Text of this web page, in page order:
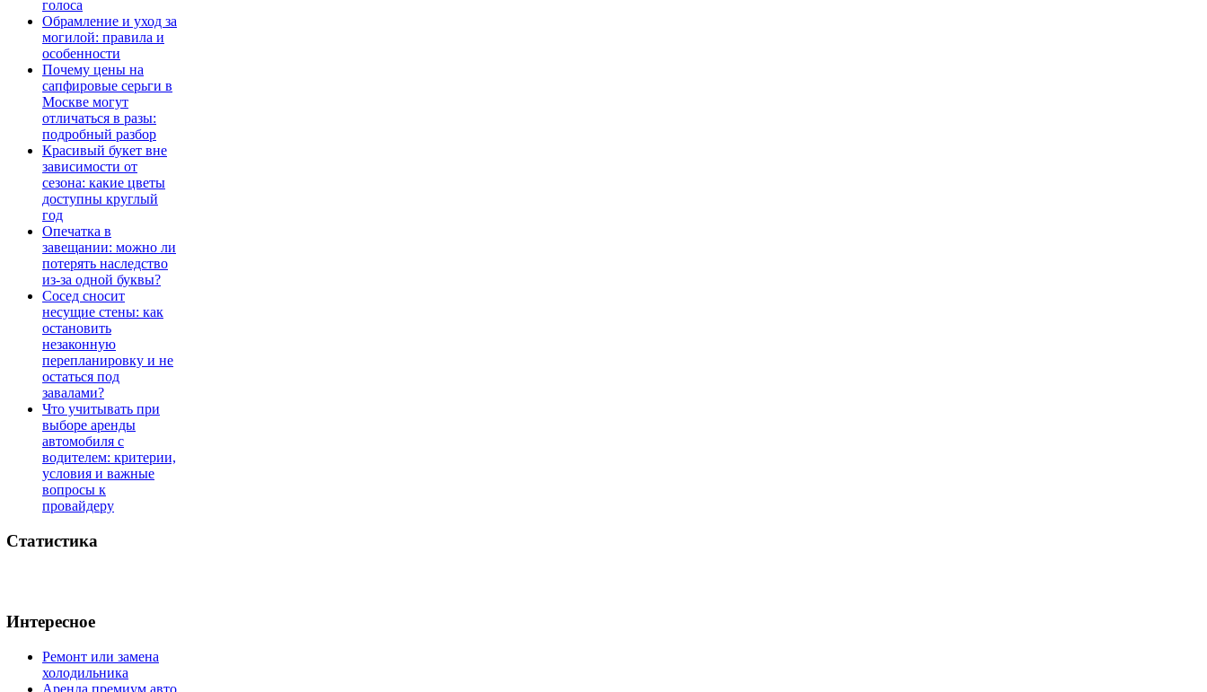
голоса
Обрамление и уход за
могилой: правила и
особенности
Почему цены на
сапфировые серьги в
Москве могут
отличаться в разы:
подробный разбор
Красивый букет вне
зависимости от
сезона: какие цветы
доступны круглый
год
Опечатка в
завещании: можно ли
потерять наследство
из-за одной буквы?
Сосед сносит
несущие стены: как
остановить
незаконную
перепланировку и не
остаться под
завалами?
Что учитывать при
выборе аренды
автомобиля с
водителем: критерии,
условия и важные
вопросы к
провайдеру
Статистика
Интересное
Ремонт или замена
холодильника